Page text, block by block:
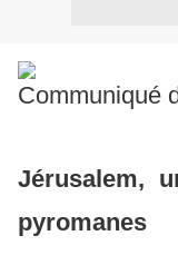
Communiqué
Jérusalem,
pyromanes